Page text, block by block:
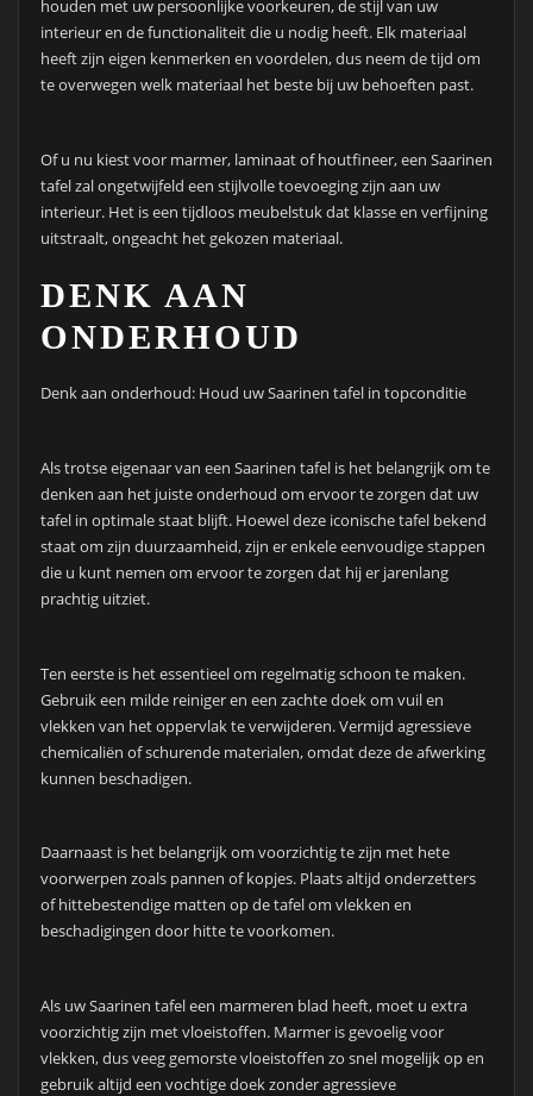
houden met uw persoonlijke voorkeuren, de stijl van uw
interieur en de functionaliteit die u nodig heeft. Elk materiaal
heeft zijn eigen kenmerken en voordelen, dus neem de tijd om
te overwegen welk materiaal het beste bij uw behoeften past.
Of u nu kiest voor marmer, laminaat of houtfineer, een Saarinen
tafel zal ongetwijfeld een stijlvolle toevoeging zijn aan uw
interieur. Het is een tijdloos meubelstuk dat klasse en verfijning
uitstraalt, ongeacht het gekozen materiaal.
DENK AAN
ONDERHOUD
Denk aan onderhoud: Houd uw Saarinen tafel in topconditie
Als trotse eigenaar van een Saarinen tafel is het belangrijk om te
denken aan het juiste onderhoud om ervoor te zorgen dat uw
tafel in optimale staat blijft. Hoewel deze iconische tafel bekend
staat om zijn duurzaamheid, zijn er enkele eenvoudige stappen
die u kunt nemen om ervoor te zorgen dat hij er jarenlang
prachtig uitziet.
Ten eerste is het essentieel om regelmatig schoon te maken.
Gebruik een milde reiniger en een zachte doek om vuil en
vlekken van het oppervlak te verwijderen. Vermijd agressieve
chemicaliën of schurende materialen, omdat deze de afwerking
kunnen beschadigen.
Daarnaast is het belangrijk om voorzichtig te zijn met hete
voorwerpen zoals pannen of kopjes. Plaats altijd onderzetters
of hittebestendige matten op de tafel om vlekken en
beschadigingen door hitte te voorkomen.
Als uw Saarinen tafel een marmeren blad heeft, moet u extra
voorzichtig zijn met vloeistoffen. Marmer is gevoelig voor
vlekken, dus veeg gemorste vloeistoffen zo snel mogelijk op en
gebruik altijd een vochtige doek zonder agressieve